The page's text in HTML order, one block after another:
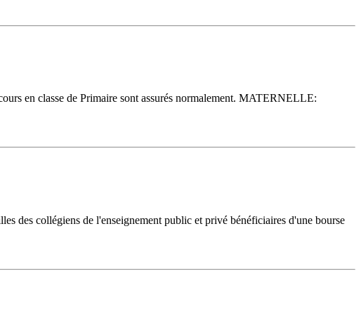
en classe de Primaire sont assurés normalement. MATERNELLE:
des collégiens de l'enseignement public et privé bénéficiaires d'une bourse